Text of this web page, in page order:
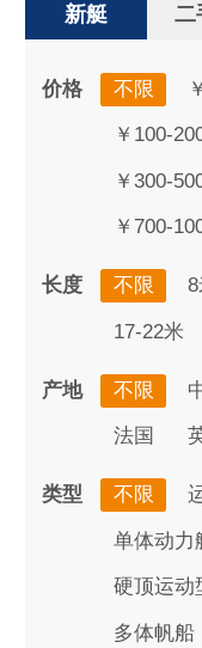
新艇 二
价格 不限
￥100-
￥300-
￥700-
长度 不限
17-22米
产地 不限
法国
类型 不限
单体动力
硬顶运动
多体帆船